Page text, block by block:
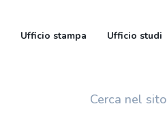
Ufficio stampa Ufficio studi
Cerca nel sito